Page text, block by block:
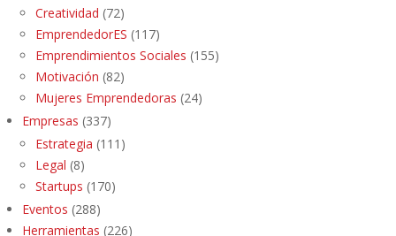
Creatividad (72)
EmprendedorES (117)
Emprendimientos Sociales (155)
Motivación (82)
Mujeres Emprendedoras (24)
Empresas (337)
Estrategia (111)
Legal (8)
Startups (170)
Eventos (288)
Herramientas (226)